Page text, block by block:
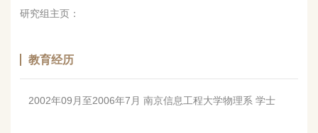
研究组主页：
教育经历
2002年09月至2006年7月 南京信息工程大学物理系 学士